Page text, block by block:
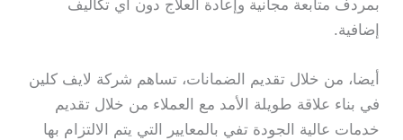
بمردف متابعة مجانية وإعادة العلاج دون أي تكاليف
إضافية.
أيضا، من خلال تقديم الضمانات، تساهم شركة لايف كلين
في بناء علاقة طويلة الأمد مع العملاء من خلال تقديم
خدمات عالية الجودة تفي بالمعايير التي يتم الالتزام بها